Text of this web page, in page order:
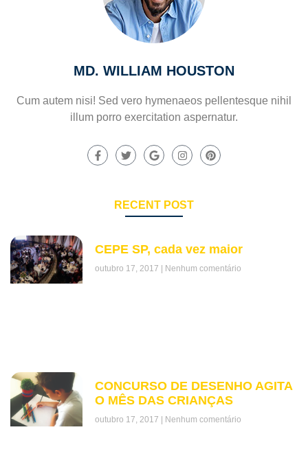
MD. WILLIAM HOUSTON
Cum autem nisi! Sed vero hymenaeos pellentesque nihil
illum porro exercitation aspernatur.
RECENT POST
CEPE SP, cada vez maior
outubro 17, 2017 Nenhum comentário
CONCURSO DE DESENHO AGITA
O MÊS DAS CRIANÇAS
outubro 17, 2017 Nenhum comentário